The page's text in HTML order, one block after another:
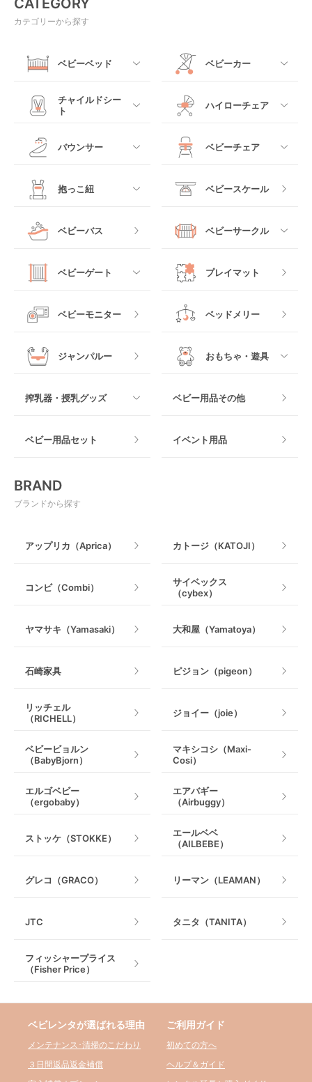
カテゴリーから探す
ベビーベッド
すべて
レギュラーサイズベビ
ベッドインベッド
クーファン
マットレス・布団
ベビーベッドその他
ベビーカー
すべて
ベビーカーその他
チャイルドシー
ト
すべて
ジュニアシート
チャイルドシートその
他
ハイローチェア
すべて
バウンサー
すべて
ロッキングタイプ
ベビーチェア
すべて
テーブルチェア
抱っこ紐
すべて
ヒップシート
抱っこ紐その他
ベビースケール
ベビーバス ベビーサークル
すべて
木製
マット製
ベビーゲート
すべて
プレイマット
ベビーモニター ベッドメリー
ジャンパルー おもちゃ・遊具
室内遊具
搾乳器・授乳グッズ
授乳グッズ・ママ用品
ベビー用品その他
ベビー用品セット イベント用品
BRAND
ブランドから探す
アップリカ（Aprica） カトージ（KATOJI）
コンビ（Combi）
サイベックス
（cybex）
ヤマサキ（Yamasaki） 大和屋（Yamatoya）
石崎家具 ピジョン（pigeon）
リッチェル
（RICHELL）
ジョイー（joie）
ベビービョルン
（BabyBjorn）
マキシコシ（Maxi-
Cosi）
エルゴベビー
（ergobaby）
エアバギー
（Airbuggy）
ストッケ（STOKKE）
エールベベ
（AILBEBE）
グレコ（GRACO） リーマン（LEAMAN）
JTC タニタ（TANITA）
フィッシャープライス
（Fisher Price）
ベビレンタが選ばれる理由
メンテナンス･清掃のこだわり
３日間返品返金補償
ご利用ガイド
初めての方へ
ヘルプ＆ガイド